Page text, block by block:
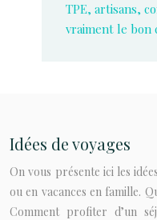
TPE, artisans,
vraiment le bon
Idées de voyages
On vous présente ici les
ou en vacances en famille.
Comment profiter d’un